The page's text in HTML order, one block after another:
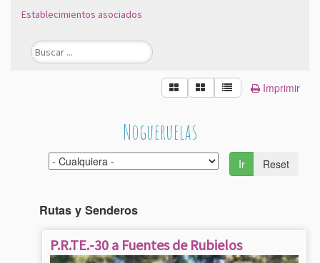
Establecimientos asociados
Imprimir
Nogueruelas
Ir Reset
Rutas y Senderos
P.R.TE.-30 a Fuentes de Rubielos